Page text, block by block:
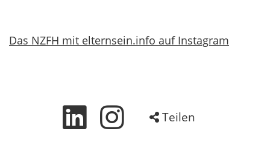
Das NZFH mit elternsein.info auf Instagram
Teilen